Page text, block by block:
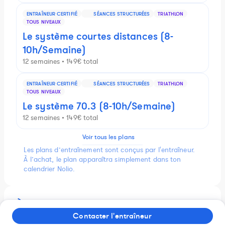
ENTRAÎNEUR CERTIFIÉ SÉANCES STRUCTURÉES
TRIATHLON
TOUS NIVEAUX
Le système courtes distances (8-
10h/Semaine)
12 semaines • 149€ total
ENTRAÎNEUR CERTIFIÉ SÉANCES STRUCTURÉES
TRIATHLON
TOUS NIVEAUX
Le système 70.3 (8-10h/Semaine)
12 semaines • 149€ total
Voir tous les plans
Les plans d’entraînement sont conçus par l'entraîneur.
À l’achat, le plan apparaîtra simplement dans ton
calendrier Nolio.
À propos de Bastien Kerangoff
Entraîneur certifié
Contacter l'entraîneur